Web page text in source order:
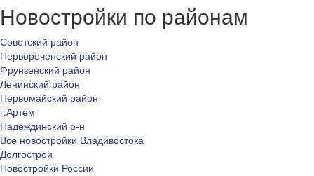
Новостройки по районам
Советский район
Первореченский район
Фрунзенский район
Ленинский район
Первомайский район
г.Артем
Надеждинский р-н
Все новостройки Владивостока
Долгострои
Новостройки России